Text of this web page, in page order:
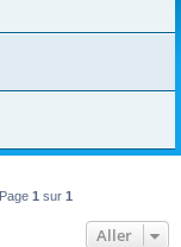
1 sur 1
Aller